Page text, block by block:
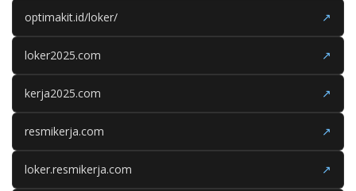
optimakit.id/loker/ ↗
loker2025.com ↗
kerja2025.com ↗
resmikerja.com ↗
loker.resmikerja.com ↗